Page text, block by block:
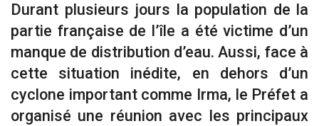
Durant plusieurs jours la population de la
partie française de l’île a été victime d’un
manque de distribution d’eau. Aussi, face à
cette situation inédite, en dehors d’un
cyclone important comme Irma, le Préfet a
organisé une réunion avec les principaux